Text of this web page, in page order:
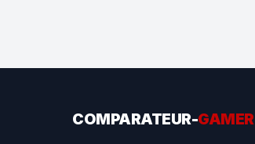
COMPARATEUR-GAMER